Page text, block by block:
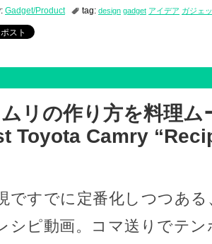
Gadget/Product tag: design gadget アイデア ガジェ
リの作り方を料理ム
Toyota Camry
ですでに定番化しつつあ
シピ動画。コマ送りでテ